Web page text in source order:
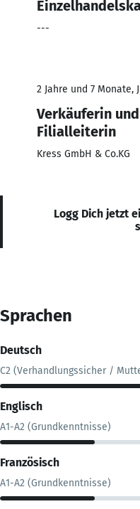
---
2 Jahre und 7 Monate,
Verkäuferin
Filialleiterin
Kress GmbH & Co.KG
Logg Dich jetzt
Sprachen
Deutsch
C2 (Verhandlungssicher /
Englisch
A1-A2 (Grundkenntnisse)
Französisch
A1-A2 (Grundkenntnisse)